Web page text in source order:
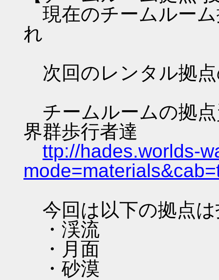
現在のチームルー
れ
次回のレンタル拠
チームルームの拠
界群歩行者達
ttp://hades.worlds-
今回は以下の拠点
・渓流
・月面
・砂漠